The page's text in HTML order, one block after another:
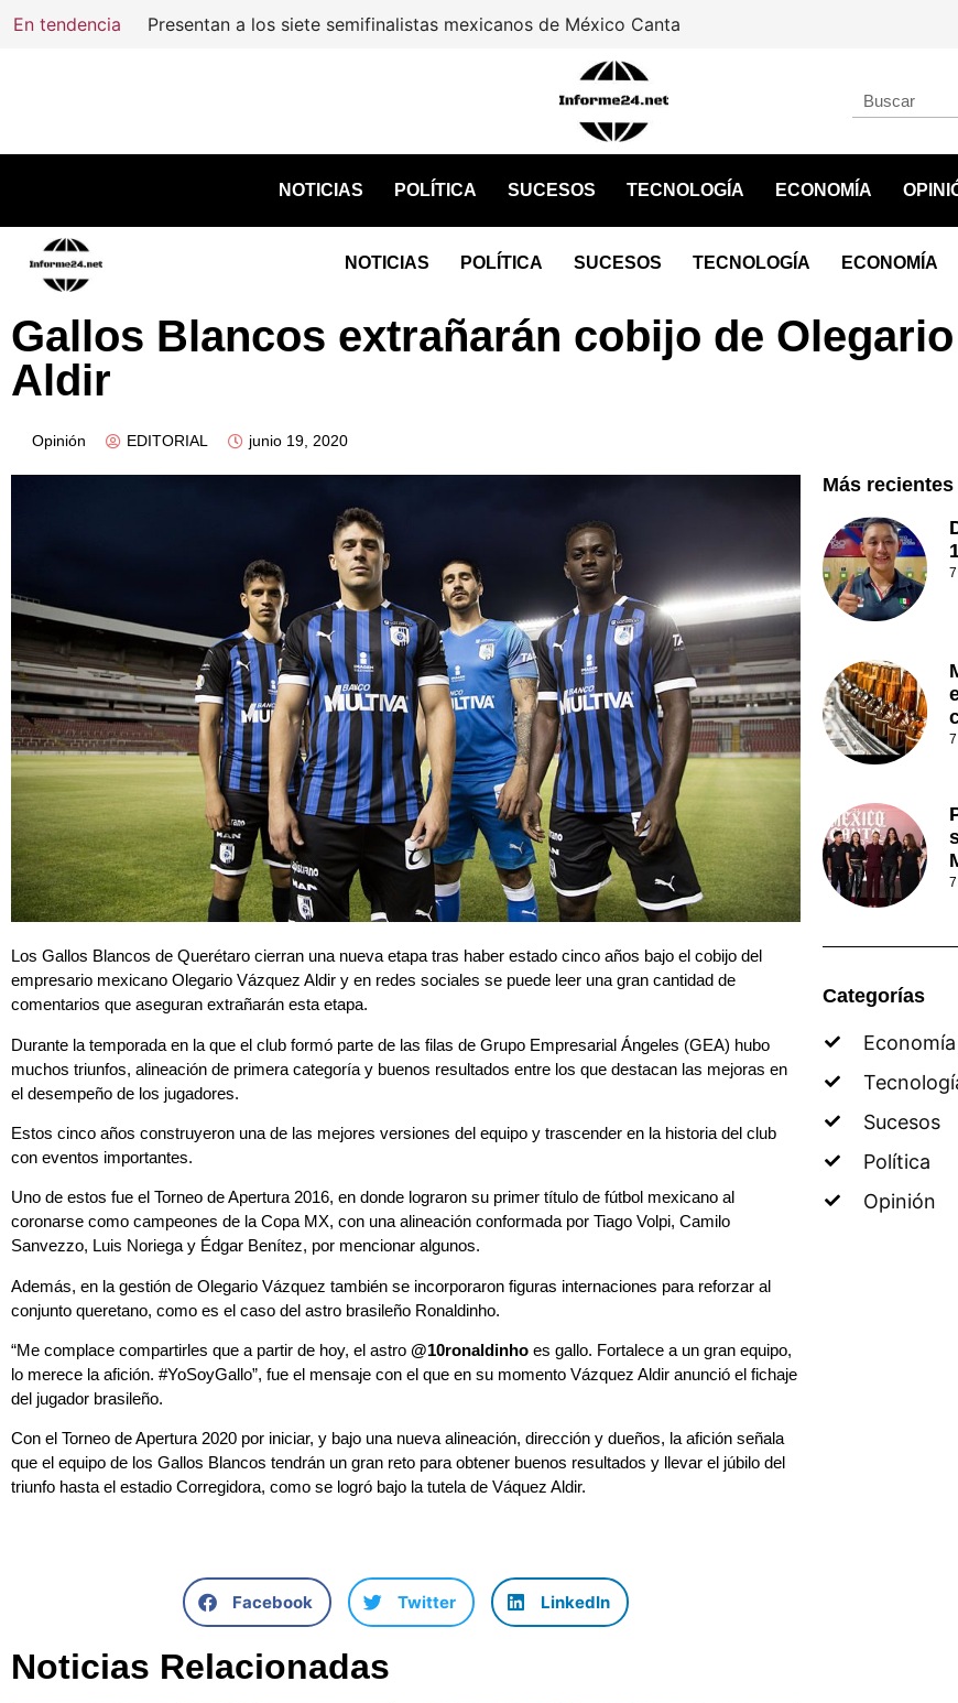
En tendencia Rescatan a león africano abandonado en un domicilio de
NOTICIAS POLÍTICA SUCESOS TECNOLOGÍA ECONOMÍA
NOTICIAS POLÍTICA SUCESOS TECNOLOGÍA ECONOMÍA
Gallos Blancos extrañarán cobijo de
Aldir
Opinión EDITORIAL junio 19, 2020
Los Gallos Blancos de Querétaro cierran una nueva etapa tras haber estado cinco años bajo el cobijo del
empresario mexicano Olegario Vázquez Aldir y en redes sociales se puede leer una gran cantidad de
comentarios que aseguran extrañarán esta etapa.
Durante la temporada en la que el club formó parte de las filas de Grupo Empresarial Ángeles (GEA) hubo
muchos triunfos, alineación de primera categoría y buenos resultados entre los que destacan las mejoras en
el desempeño de los jugadores.
Estos cinco años construyeron una de las mejores versiones del equipo y trascender en la historia del club
con eventos importantes.
Uno de estos fue el Torneo de Apertura 2016, en donde lograron su primer título de fútbol mexicano al
coronarse como campeones de la Copa MX, con una alineación conformada por Tiago Volpi, Camilo
Sanvezzo, Luis Noriega y Édgar Benítez, por mencionar algunos.
Además, en la gestión de Olegario Vázquez también se incorporaron figuras internaciones para reforzar al
conjunto queretano, como es el caso del astro brasileño Ronaldinho.
“Me complace compartirles que a partir de hoy, el astro @10ronaldinho es gallo. Fortalece a un gran equipo,
lo merece la afición. #YoSoyGallo”, fue el mensaje con el que en su momento Vázquez Aldir anunció el fichaje
del jugador brasileño.
Con el Torneo de Apertura 2020 por iniciar, y bajo una nueva alineación, dirección y dueños, la afición señala
que el equipo de los Gallos Blancos tendrán un gran reto para obtener buenos resultados y llevar el júbilo del
triunfo hasta el estadio Corregidora, como se logró bajo la tutela de Váquez Aldir.
Facebook Twitter LinkedIn
Noticias Relacionadas
Más recientes
Categorías
Economía
Sucesos
Política
Opinión